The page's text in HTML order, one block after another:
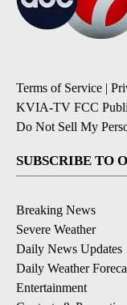
Terms of Service |
KVIA-TV FCC
Do Not Sell My
SUBSCRIBE TO
Breaking News
Severe Weather
Daily News Updates
Daily Weather
Entertainment